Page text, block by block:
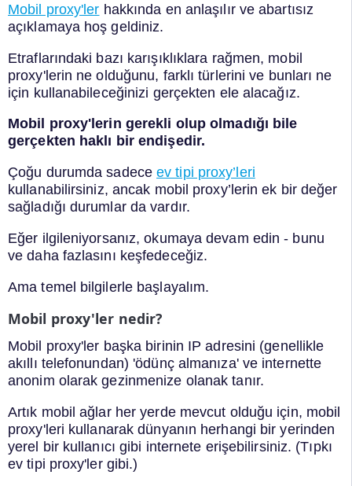
Mobil proxy'ler hakkında en anlaşılır ve abartısız
açıklamaya hoş geldiniz.
Etraflarındaki bazı karışıklıklara rağmen, mobil
proxy'lerin ne olduğunu, farklı türlerini ve bunları ne
için kullanabileceğinizi gerçekten ele alacağız.
Mobil proxy'lerin gerekli olup olmadığı bile
gerçekten haklı bir endişedir.
Çoğu durumda sadeceev tipi proxy’leri
kullanabilirsiniz, ancak mobil proxy’lerin ek bir değer
sağladığı durumlar da vardır.
Eğer ilgileniyorsanız, okumaya devam edin - bunu
ve daha fazlasını keşfedeceğiz.
Ama temel bilgilerle başlayalım.
Mobil proxy'ler nedir?
Mobil proxy'ler başka birinin IP adresini (genellikle
akıllı telefonundan) 'ödünç almanıza' ve internette
anonim olarak gezinmenize olanak tanır.
Artık mobil ağlar her yerde mevcut olduğu için, mobil
proxy'leri kullanarak dünyanın herhangi bir yerinden
yerel bir kullanıcı gibi internete erişebilirsiniz. (Tıpkı
ev tipi proxy'ler gibi.)